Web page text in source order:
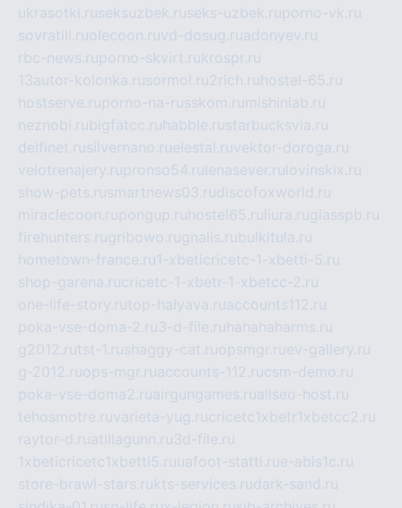
ukrasotki.ruseksuzbek.ruseks-uzbek.ruporno-vk.ru
sovratili.ruolecoon.ruvd-dosug.ruadonyev.ru
rbc-news.ruporno-skvirt.rukrospr.ru
13autor-kolonka.rusormol.ru2rich.ru hostel-65.ru
hostserve.ruporno-na-russkom.ru mishinlab.ru
neznobi.rubigfatcc.ru habble.rustarbucksvia.ru
delfinet.rusilvernano.ruelestal.ruvektor-doroga.ru
velotrenajery.rupronso54.ru lenasever.ru lovinskix.ru
show-pets.rusmartnews03.rudiscofoxworld.ru
miraclecoon.rupongup.ru hostel65.ru liura.ruglasspb.ru
firehunters.rugribowo.rugnalis.rubulkitula.ru
hometown-france.ru1-xbeticricetc-1-xbetti-5.ru
shop-garena.rucricetc-1-xbetr-1-xbetcc-2.ru
one-life-story.rutop-halyava.ruaccounts112.ru
poka-vse-doma-2.ru3-d-file.ru hahahaharms.ru
g2012.rutst-1.rushaggy-cat.ruopsmgr.ruev-gallery.ru
g-2012.ruops-mgr.ruaccounts-112.rucsm-demo.ru
poka-vse-doma2.ruairgungames.ruallseo-host.ru
tehosmotre.ruvarieta-yug.rucricetc1xbetr1xbetcc2.ru
raytor-d.ruatillagunn.ru3d-file.ru
1xbeticricetc1xbetti5.ruuafoot-statti.rue-abis1c.ru
store-brawl-stars.rukts-services.rudark-sand.ru